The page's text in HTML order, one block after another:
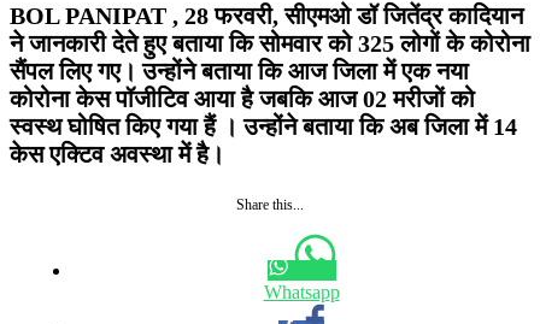
BOL PANIPAT , 28 फरवरी, सीएमओ डॉ जितेंद्र कादियान
ने जानकारी देते हुए बताया कि सोमवार को 325 लोगों के कोरोना
सैंपल लिए गए। उन्होंने बताया कि आज जिला में एक नया
कोरोना केस पॉजीटिव आया है जबकि आज 02 मरीजों को
स्वस्थ घोषित किए गया हैं । उन्होंने बताया कि अब जिला में 14
केस एक्टिव अवस्था में है।
Share this...
Whatsapp